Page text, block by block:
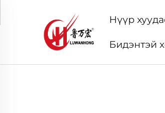
Нүүр
Бидэнтэй